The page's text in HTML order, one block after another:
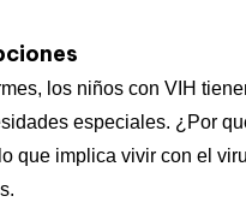
los niños con VIH
especiales. ¿Por
que implica vivir con el